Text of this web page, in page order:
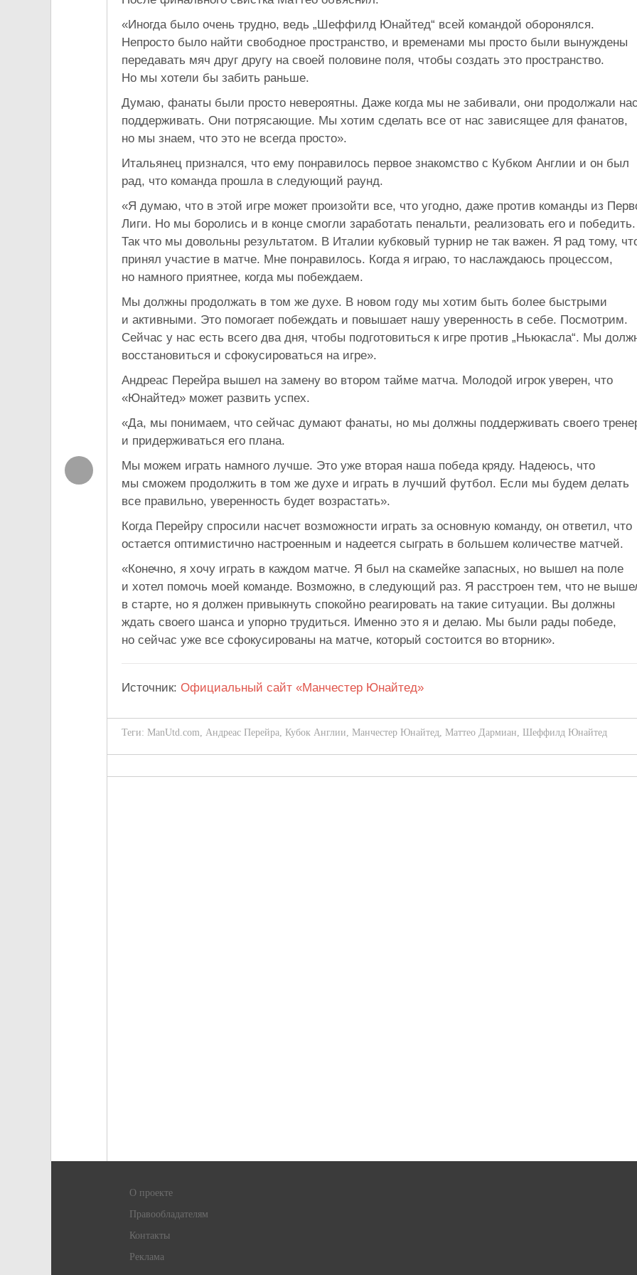
«Иногда было очень трудно, ведь „Шеффилд Юнайтед“ всей командой оборонялся.
Непросто было найти свободное пространство, и временами мы просто были вынуждены
передавать мяч друг другу на своей половине поля, чтобы создать это пространство.
Но мы хотели бы забить раньше.
Думаю, фанаты были просто невероятны. Даже когда мы не забивали, они продолжали нас
поддерживать. Они потрясающие. Мы хотим сделать все от нас зависящее для фанатов,
но мы знаем, что это не всегда просто».
Итальянец признался, что ему понравилось первое знакомство с Кубком Англии и он был
рад, что команда прошла в следующий раунд.
«Я думаю, что в этой игре может произойти все, что угодно, даже против команды из
Лиги. Но мы боролись и в конце смогли заработать пенальти, реализовать его и победить.
Так что мы довольны результатом. В Италии кубковый турнир не так важен. Я рад тому,
принял участие в матче. Мне понравилось. Когда я играю, то наслаждаюсь процессом,
но намного приятнее, когда мы побеждаем.
Мы должны продолжать в том же духе. В новом году мы хотим быть более быстрыми
и активными. Это помогает побеждать и повышает нашу уверенность в себе. Посмотрим.
Сейчас у нас есть всего два дня, чтобы подготовиться к игре против „Ньюкасла“. Мы
восстановиться и сфокусироваться на игре».
Андреас Перейра вышел на замену во втором тайме матча. Молодой игрок уверен, что
«Юнайтед» может развить успех.
«Да, мы понимаем, что сейчас думают фанаты, но мы должны поддерживать своего
и придерживаться его плана.
Мы можем играть намного лучше. Это уже вторая наша победа кряду. Надеюсь, что
мы сможем продолжить в том же духе и играть в лучший футбол. Если мы будем делать
все правильно, уверенность будет возрастать».
Когда Перейру спросили насчет возможности играть за основную команду, он ответил, что
остается оптимистично настроенным и надеется сыграть в большем количестве матчей.
«Конечно, я хочу играть в каждом матче. Я был на скамейке запасных, но вышел на поле
и хотел помочь моей команде. Возможно, в следующий раз. Я расстроен тем, что не
в старте, но я должен привыкнуть спокойно реагировать на такие ситуации. Вы должны
ждать своего шанса и упорно трудиться. Именно это я и делаю. Мы были рады победе,
но сейчас уже все сфокусированы на матче, который состоится во вторник».
Источник: Официальный сайт «Манчестер Юнайтед»
Теги: ManUtd.com, Андреас Перейра, Кубок Англии, Манчестер Юнайтед, Маттео Дармиан, Шеффилд Юнайтед
О проекте
Правообладателям
Контакты
Реклама